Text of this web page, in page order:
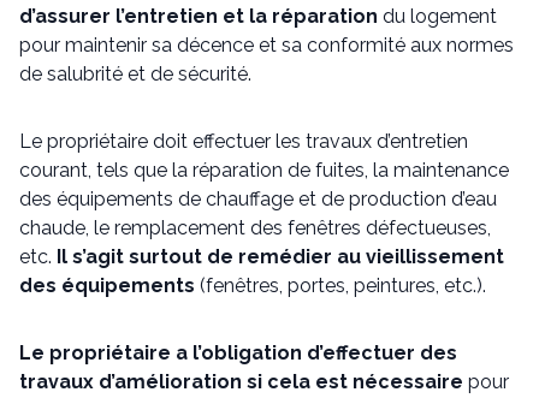
d’assurer l’entretien et la réparation du logement
pour maintenir sa décence et sa conformité aux normes
de salubrité et de sécurité.
Le propriétaire doit effectuer les travaux d’entretien
courant, tels que la réparation de fuites, la maintenance
des équipements de chauffage et de production d’eau
chaude, le remplacement des fenêtres défectueuses,
etc. Il s’agit surtout de remédier au vieillissement
des équipements (fenêtres, portes, peintures, etc.).
Le propriétaire a l’obligation d’effectuer des
travaux d’amélioration si cela est nécessaire pour